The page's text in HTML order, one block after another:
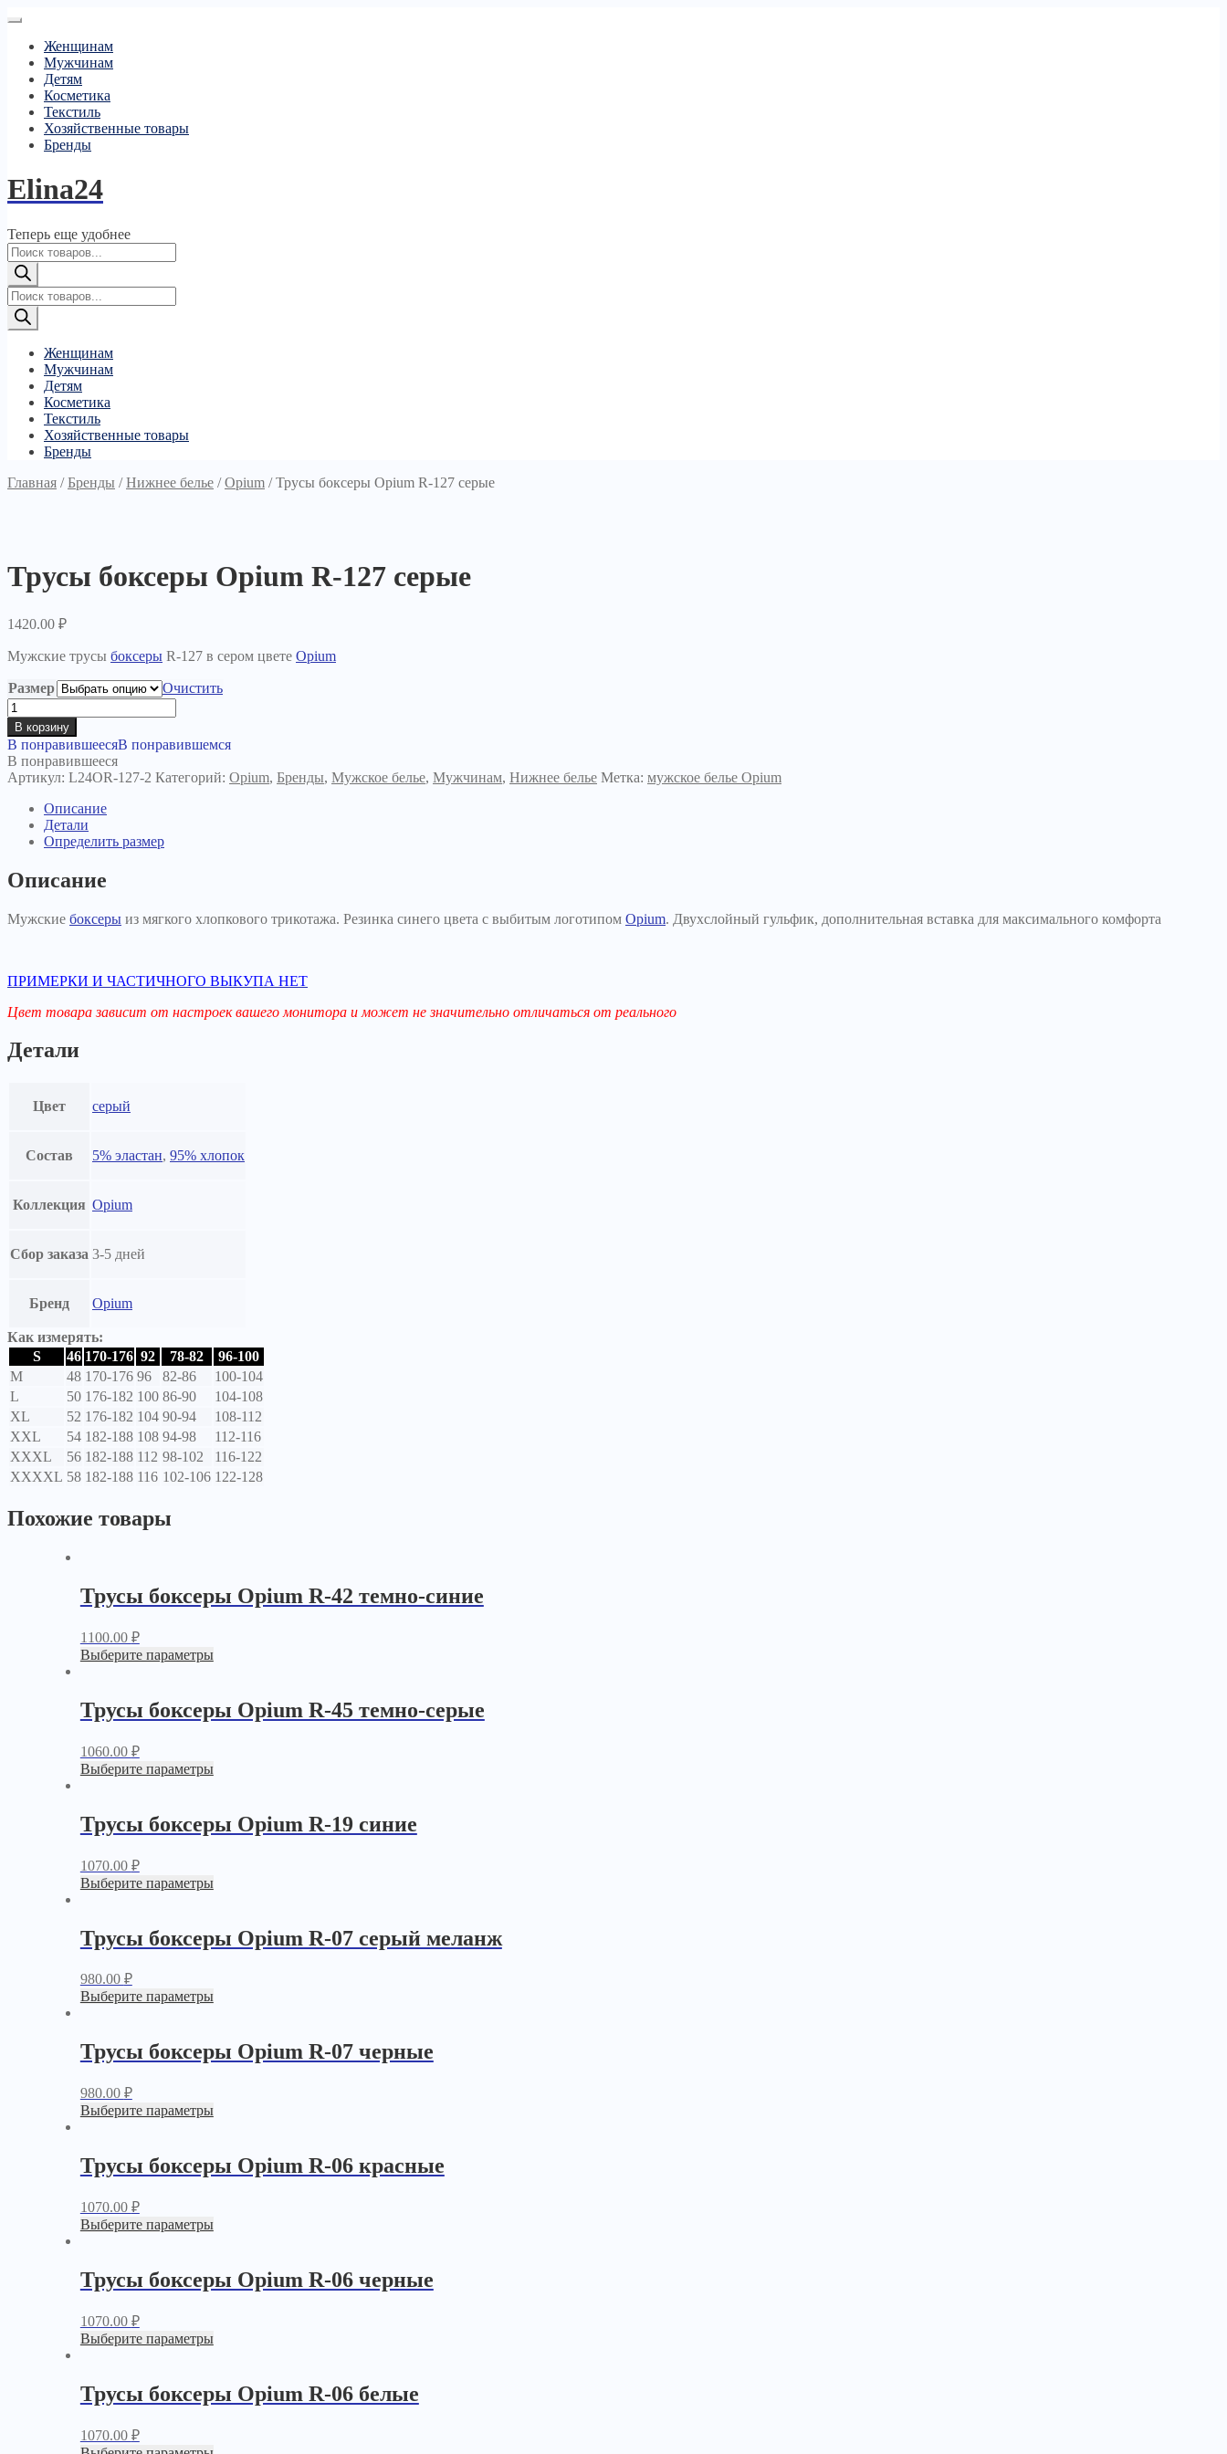
Женщинам
Мужчинам
Детям
Косметика
Текстиль
Хозяйственные товары
Бренды
Elina24
Теперь еще удобнее
Поиск
товаров
Поиск
товаров
Женщинам
Мужчинам
Детям
Косметика
Текстиль
Хозяйственные товары
Бренды
Главная /Бренды /Нижнее белье /Opium /Трусы боксеры Opium R-127 серые
Трусы боксеры Opium R-127 серые
1420.00 ₽
Мужские трусы боксеры R-127 в сером цвете Opium
Размер
Очистить
Количество
товара
Трусы
боксеры
Opium
R-
серые
В корзину
В понравившеесяВ понравившемся
В понравившееся
Артикул: L24OR-127-2 Категорий: Opium, Бренды, Мужское белье, Мужчинам, Нижнее белье Метка: мужское белье Opium
Описание
Детали
Определить размер
Описание
Мужские боксеры из мягкого хлопкового трикотажа. Резинка синего цвета с выбитым логотипом Opium. Двухслойный гульфик, дополнительная вставка для максимального комфорта
ПРИМЕРКИ И ЧАСТИЧНОГО ВЫКУПА НЕТ
Цвет товара зависит от настроек вашего монитора и может не значительно отличаться от реального
Детали
Цвет серый
Состав 5% эластан, 95% хлопок
Коллекция Opium
Сбор заказа 3-5 дней
Бренд Opium
Как измерять:
S
46 170-176 92 78-82
96-100
M
48 170-176 96 82-86
100-104
L
50 176-182 100 86-90
104-108
XL
52 176-182 104 90-94
108-112
XXL
54 182-188 108 94-98
112-116
XXXL
56 182-188 112 98-102
116-122
XXXXL 58 182-188 116 102-106 122-128
Похожие товары
Трусы боксеры Opium R-42 темно-синие
1100.00 ₽
Выберите параметры
Трусы боксеры Opium R-45 темно-серые
1060.00 ₽
Выберите параметры
Трусы боксеры Opium R-19 синие
1070.00 ₽
Выберите параметры
Трусы боксеры Opium R-07 серый меланж
980.00 ₽
Выберите параметры
Трусы боксеры Opium R-07 черные
980.00 ₽
Выберите параметры
Трусы боксеры Opium R-06 красные
1070.00 ₽
Выберите параметры
Трусы боксеры Opium R-06 черные
1070.00 ₽
Выберите параметры
Трусы боксеры Opium R-06 белые
1070.00 ₽